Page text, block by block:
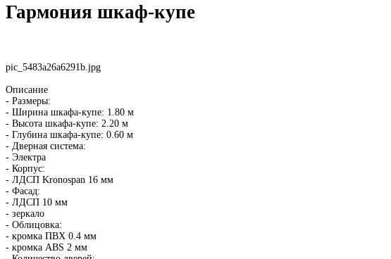
Гармония шкаф-купе
pic_5483a26a6291b.jpg
Описание
- Размеры:
- Ширина шкафа-купе: 1.80 м
- Высота шкафа-купе: 2.20 м
- Глубина шкафа-купе: 0.60 м
- Дверная система:
- Электра
- Корпус:
- ЛДСП Kronospan 16 мм
- Фасад:
- ЛДСП 10 мм
- зеркало
- Облицовка:
- кромка ПВХ 0.4 мм
- кромка ABS 2 мм